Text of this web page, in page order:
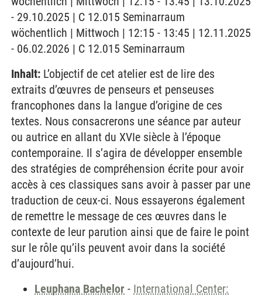
- 29.10.2025 | C 12.015 Seminarraum
wöchentlich | Mittwoch | 12:15 - 13:45 | 12.11.2025
- 06.02.2026 | C 12.015 Seminarraum
Inhalt: L’objectif de cet atelier est de lire des
extraits d’œuvres de penseurs et penseuses
francophones dans la langue d’origine de ces
textes. Nous consacrerons une séance par auteur
ou autrice en allant du XVIe siècle à l’époque
contemporaine. Il s’agira de développer ensemble
des stratégies de compréhension écrite pour avoir
accès à ces classiques sans avoir à passer par une
traduction de ceux-ci. Nous essayerons également
de remettre le message de ces œuvres dans le
contexte de leur parution ainsi que de faire le point
sur le rôle qu’ils peuvent avoir dans la société
d’aujourd’hui.
Leuphana Bachelor - International Center: